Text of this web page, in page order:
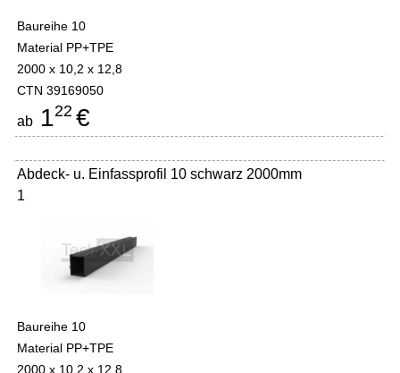
Baureihe 10
Material PP+TPE
2000 x 10,2 x 12,8
CTN 39169050
ab 122 €
Abdeck- u. Einfassprofil 10 schwarz 2000mm
1
Baureihe 10
Material PP+TPE
2000 x 10,2 x 12,8